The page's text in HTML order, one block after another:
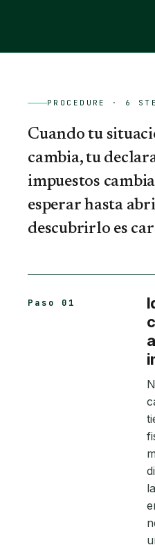
PROCEDURE · 6
Cuando tu
cambia, tu
impuestos
esperar hasta
descubrirlo es
Paso 01